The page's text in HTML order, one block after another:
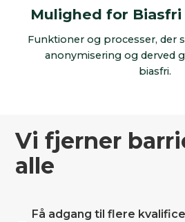
Mulighed for
Funktioner og processer, der
anonymisering og derved
biasfri.
Vi fjerner
alle
Få adgang til flere